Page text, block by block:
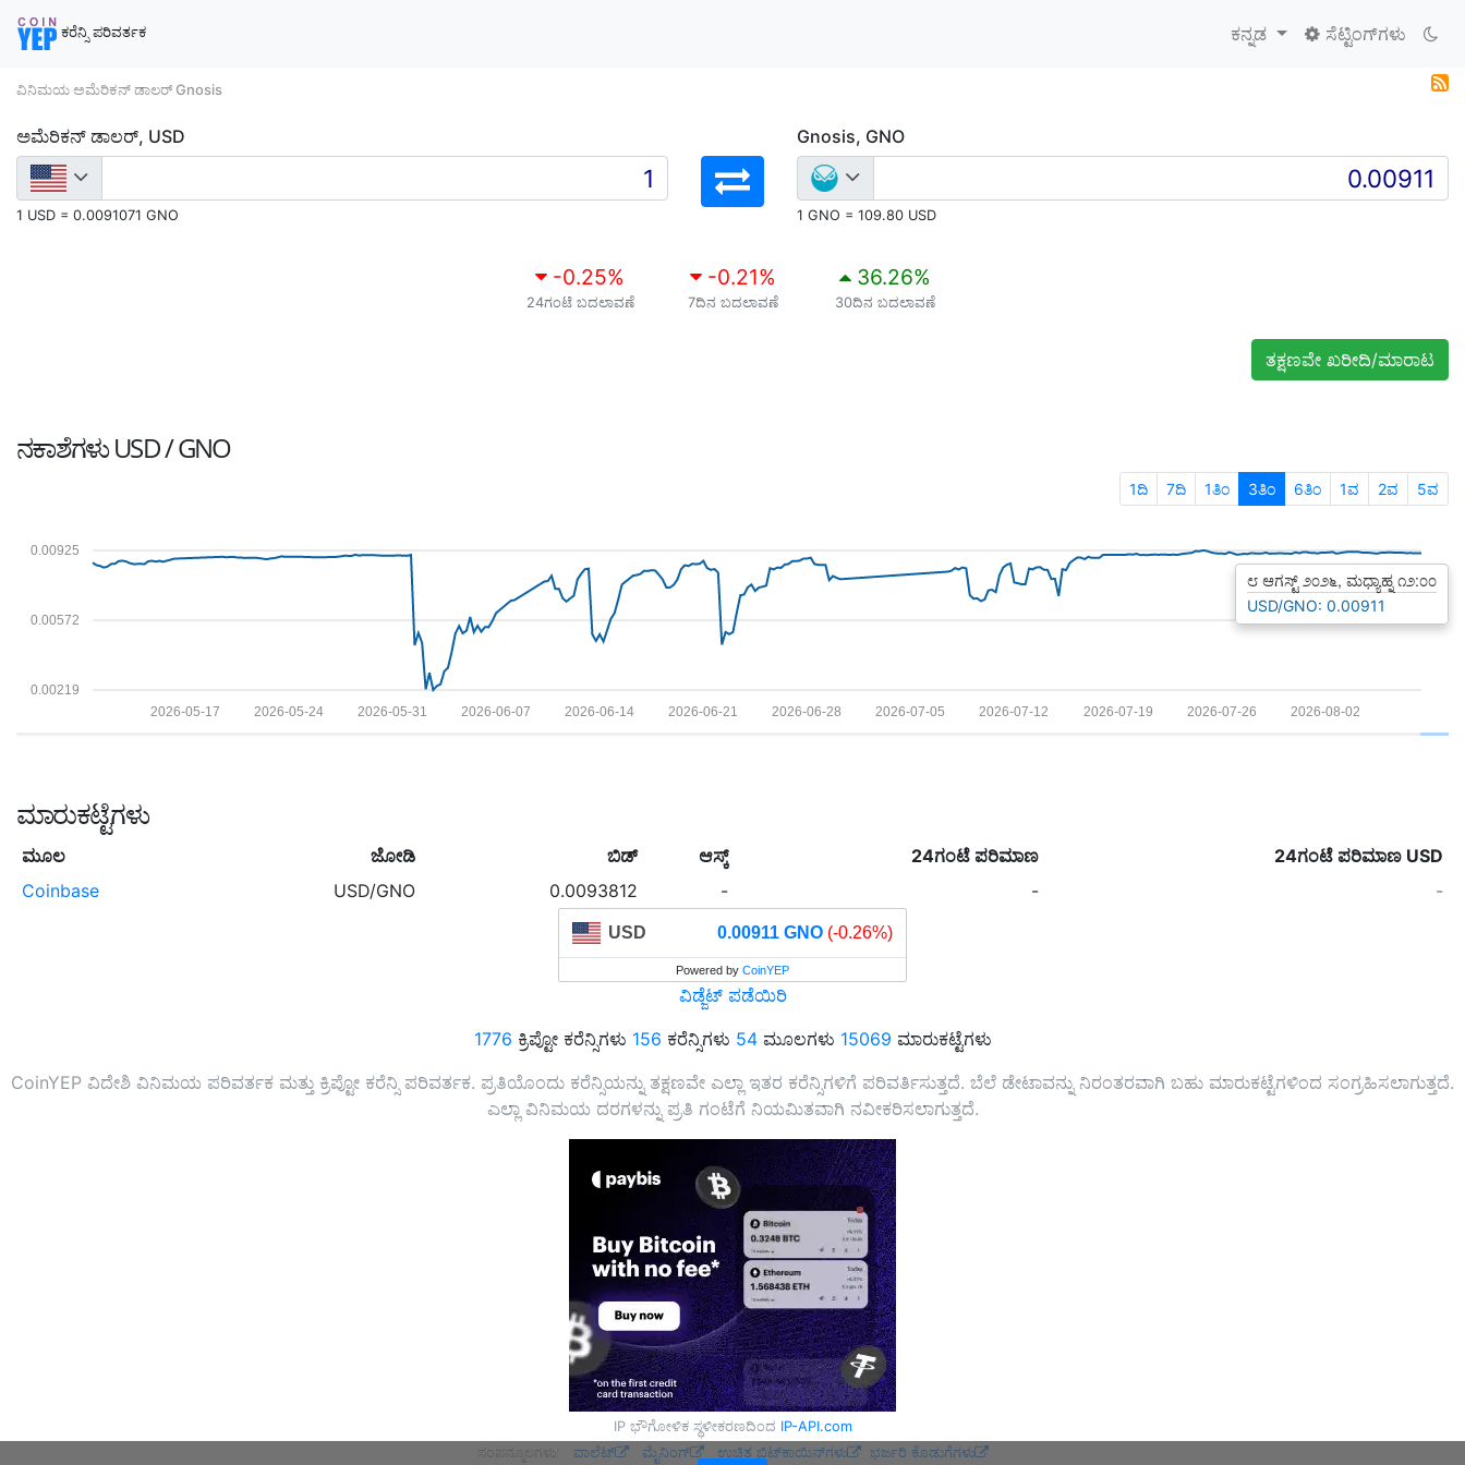
ಕರೆನ್ಸಿ ಪರಿವರ್ತಕ ಕನ್ನಡ ಸೆಟ್ಟಿಂಗ್‌ಗಳು
ವಿನಿಮಯ ಅಮೆರಿಕನ್ ಡಾಲರ್ Gnosis
ಅಮೆರಿಕನ್ ಡಾಲರ್, USD
1 USD = 0.0091071 GNO
Gnosis, GNO
1 GNO = 109.80 USD
-0.25%
24ಗಂಟೆ ಬದಲಾವಣೆ
-0.21%
7ದಿನ ಬದಲಾವಣೆ
36.26%
30ದಿನ ಬದಲಾವಣೆ
ತಕ್ಷಣವೇ ಖರೀದಿ/ಮಾರಾಟ
ನಕಾಶೆಗಳುUSD / GNO
1ದಿ 7ದಿ 1ತಿಂ 3ತಿಂ 6ತಿಂ 1ವ 2ವ 5ವ
0.00219
0.00572
0.00925
2026-08-02
2026-07-26
2026-07-19
2026-07-12
2026-07-05
2026-06-28
2026-06-21
2026-06-14
2026-06-07
2026-05-31
2026-05-24
2026-05-17
೮ ಆಗಸ್ಟ್ ೨೦೨೬, ಮಧ್ಯಾಹ್ನ ೧೨:೦೦
USD/GNO: 0.00911
ಮಾರುಕಟ್ಟೆಗಳು
ಮೂಲ ಜೋಡಿ ಬಿಡ್ ಆಸ್ಕ್ 24ಗಂಟೆ ಪರಿಮಾಣ
24ಗಂಟೆ ಪರಿಮಾಣ USD
Coinbase
USD/GNO 0.0093812 - - -
USD 0.00911 GNO (-0.26%)
Powered by CoinYEP
ವಿಡ್ಜೆಟ್ ಪಡೆಯಿರಿ
1776 ಕ್ರಿಪ್ಟೋ ಕರೆನ್ಸಿಗಳು 156 ಕರೆನ್ಸಿಗಳು 54ಮೂಲಗಳು 15069 ಮಾರುಕಟ್ಟೆಗಳು
CoinYEP ವಿದೇಶಿ ವಿನಿಮಯ ಪರಿವರ್ತಕ ಮತ್ತು ಕ್ರಿಪ್ಟೋ ಕರೆನ್ಸಿ ಪರಿವರ್ತಕ. ಪ್ರತಿಯೊಂದು ಕರೆನ್ಸಿಯನ್ನು ತಕ್ಷಣವೇ ಎಲ್ಲಾ ಇತರ ಕರೆನ್ಸಿಗಳಿಗೆ ಪರಿವರ್ತಿಸುತ್ತದೆ. ಬೆಲೆ ಡೇಟಾವನ್ನು ನಿರಂತರವಾಗಿ ಬಹು ಮಾರುಕಟ್ಟೆಗಳಿಂದ ಸಂಗ್ರಹಿಸಲಾಗುತ್ತದೆ.
ಎಲ್ಲಾ ವಿನಿಮಯ ದರಗಳನ್ನು ಪ್ರತಿ ಗಂಟೆಗೆ ನಿಯಮಿತವಾಗಿ ನವೀಕರಿಸಲಾಗುತ್ತದೆ.
IP ಭೌಗೋಳಿಕ ಸ್ಥಳೀಕರಣದಿಂದ IP-API.com
ವಾಲೆಟ್ ಮೈನಿಂಗ್ ಉಚಿತ ಬಿಟ್‌ಕಾಯಿನ್‌ಗಳು ಭರ್ಜರಿ ಕೊಡುಗೆಗಳು